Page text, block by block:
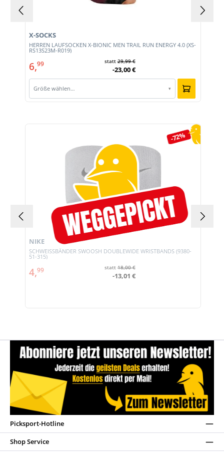
HERREN LAUFSOCKEN X-BIONIC MEN TRAIL RUN ENERGY 4.0 (XS-
RS13S23M-R019)
X-SOCKS
6,99 statt29,99 €
-23,00 €
Größe wählen… ▾
-72%
SCHWEISSBÄNDER SWOOSH DOUBLEWIDE WRISTBANDS (9380-
51-315)
NIKE
4,99 statt18,00 €
-13,01 €
Picksport-Hotline
Shop Service